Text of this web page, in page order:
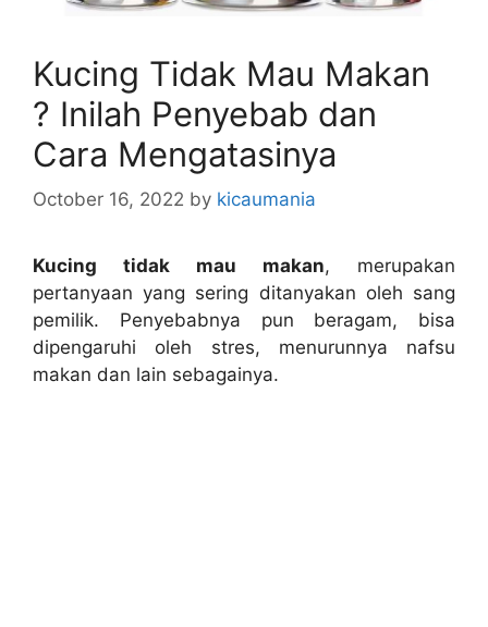
Kucing Tidak Mau Makan
? Inilah Penyebab dan
Cara Mengatasinya
October 16, 2022 by kicaumania
Kucing tidak mau makan, merupakan
pertanyaan yang sering ditanyakan oleh sang
pemilik. Penyebabnya pun beragam, bisa
dipengaruhi oleh stres, menurunnya nafsu
makan dan lain sebagainya.